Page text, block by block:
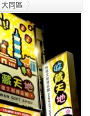
大同區